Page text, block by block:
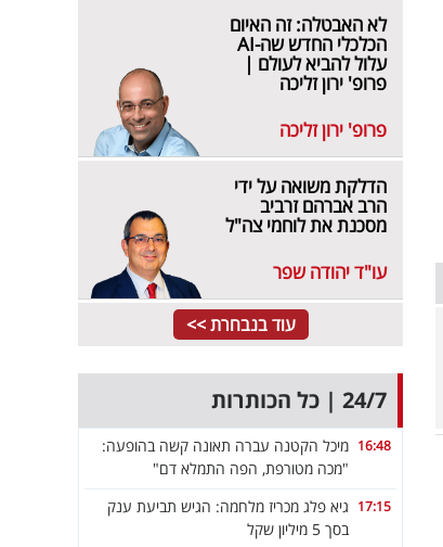
לא האבטלה: זה האיום
הכלכלי החדש שה-AI
עלול להביא לעולם |
פרופ' ירון זליכה
פרופ' ירון זליכה
הדלקת משואה על ידי
הרב אברהם זרביב
מסכנת את לוחמי צה"ל
עו"ד יהודה שפר
עוד בנבחרת >>
24/7 | כל הכותרות
16:48 מיכל הקטנה עברה תאונה קשה בהופעה:
"מכה מטורפת, הפה התמלא דם"
17:15 גיא פלג מכריז מלחמה: הגיש תביעת ענק
בסך 5 מיליון שקל